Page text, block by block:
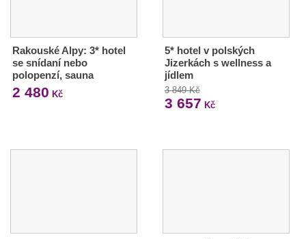
Rakouské Alpy: 3* hotel
se snídaní nebo
polopenzí, sauna
2 480 Kč
5* hotel v polských
Jizerkách s wellness a
jídlem
3 849 Kč
3 657 Kč